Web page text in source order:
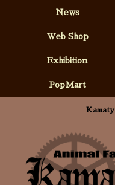
News
Web Shop
Exhibition
PopMart